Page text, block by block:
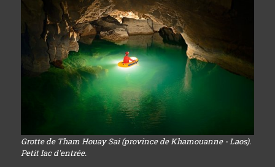
Grotte de Tham Houay Sai (province de Khamouanne - Laos).
Petit lac d'entrée.